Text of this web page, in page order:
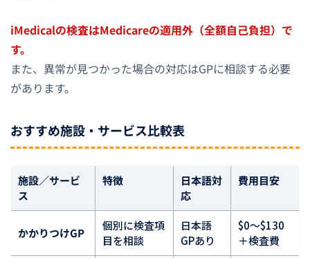
iMedicalの検査はMedicareの適用外（全額自己負担）で
す。
また、異常が見つかった場合の対応はGPに相談する必要
があります。
おすすめ施設・サービス比較表
施設／サービ
ス
特徴
日本語対
応
費用目安
かかりつけGP
個別に検査項
目を相談
日本語
GPあり
$0〜$130
＋検査費